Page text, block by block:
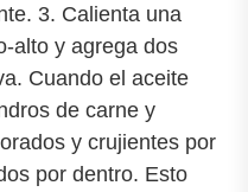
3. Calienta una
alto y agrega dos
Cuando el aceite
de carne y
y crujientes por
por dentro. Esto